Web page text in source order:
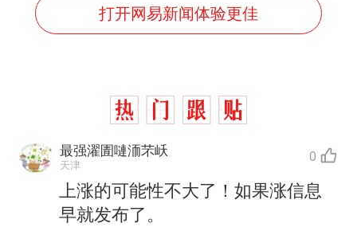
打开网易新闻体验更佳
最强濯圊嗹洏芣岆
天津 0
上涨的可能性不大了！如果涨信息
早就发布了。